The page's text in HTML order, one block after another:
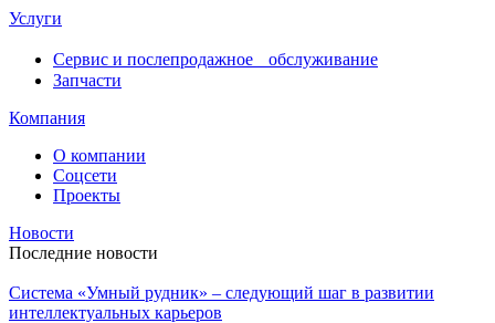
Услуги
Сервис и послепродажное обслуживание
Запчасти
Компания
О компании
Соцсети
Проекты
Новости
Последние новости
Система «Умный рудник» – следующий шаг в развитии
интеллектуальных карьеров